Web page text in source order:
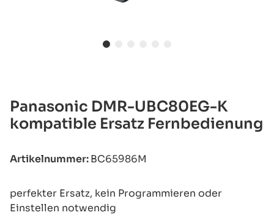
Panasonic DMR-UBC80EG-K
kompatible Ersatz Fernbedienung
Artikelnummer:BC65986M
perfekter Ersatz, kein Programmieren oder
Einstellen notwendig